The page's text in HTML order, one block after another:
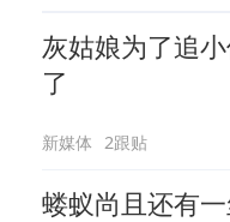
灰姑娘为了追
了
新媒体 2跟贴
蝼蚁尚且还有